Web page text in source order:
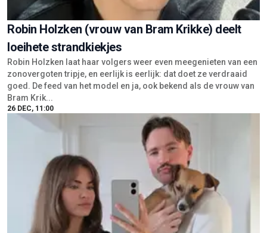
Robin Holzken (vrouw van Bram Krikke) deelt
loeihete strandkiekjes
Robin Holzken laat haar volgers weer even meegenieten van een
zonovergoten tripje, en eerlijk is eerlijk: dat doet ze verdraaid
goed. De feed van het model en ja, ook bekend als de vrouw van
Bram Krik...
26 DEC, 11:00